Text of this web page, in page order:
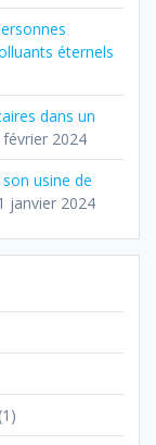
éternels
dans un
février 2024
usine de
janvier 2024
(1)